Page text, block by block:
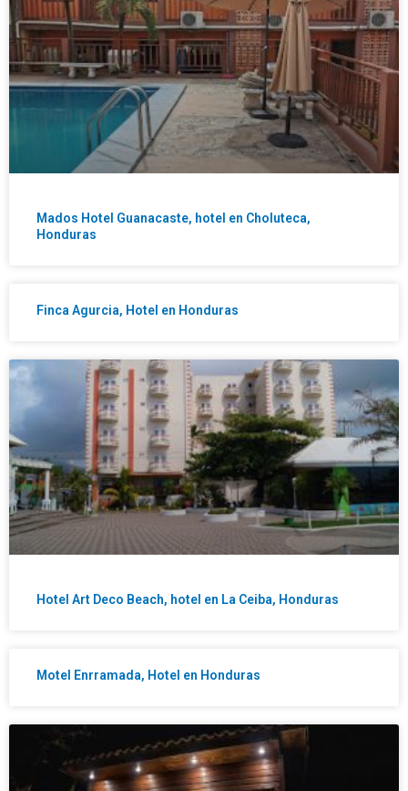
Mados Hotel Guanacaste, hotel en Choluteca,
Honduras
Finca Agurcia, Hotel en Honduras
Hotel Art Deco Beach, hotel en La Ceiba, Honduras
Motel Enrramada, Hotel en Honduras